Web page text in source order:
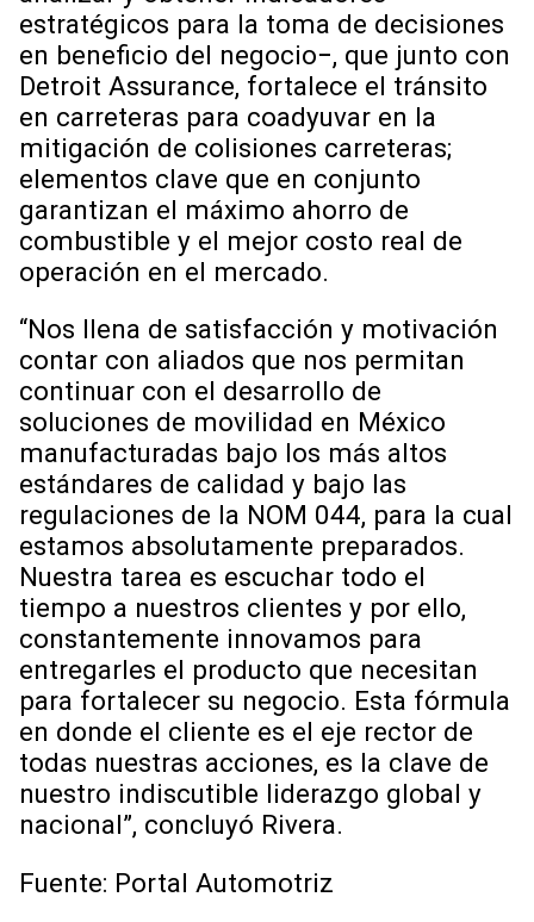
estratégicos para la toma de decisiones
en beneficio del negocio−, que junto con
Detroit Assurance, fortalece el tránsito
en carreteras para coadyuvar en la
mitigación de colisiones carreteras;
elementos clave que en conjunto
garantizan el máximo ahorro de
combustible y el mejor costo real de
operación en el mercado.
“Nos llena de satisfacción y motivación
contar con aliados que nos permitan
continuar con el desarrollo de
soluciones de movilidad en México
manufacturadas bajo los más altos
estándares de calidad y bajo las
regulaciones de la NOM 044, para la cual
estamos absolutamente preparados.
Nuestra tarea es escuchar todo el
tiempo a nuestros clientes y por ello,
constantemente innovamos para
entregarles el producto que necesitan
para fortalecer su negocio. Esta fórmula
en donde el cliente es el eje rector de
todas nuestras acciones, es la clave de
nuestro indiscutible liderazgo global y
nacional”, concluyó Rivera.
Fuente: Portal Automotriz